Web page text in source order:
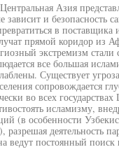
Азия
зависит и безопасность
в
прямой коридор из
экстремизм стали
все большая
Существует
сопровождается
во всех
исламизму,
(в особенности
деятельность
ведут постоянный